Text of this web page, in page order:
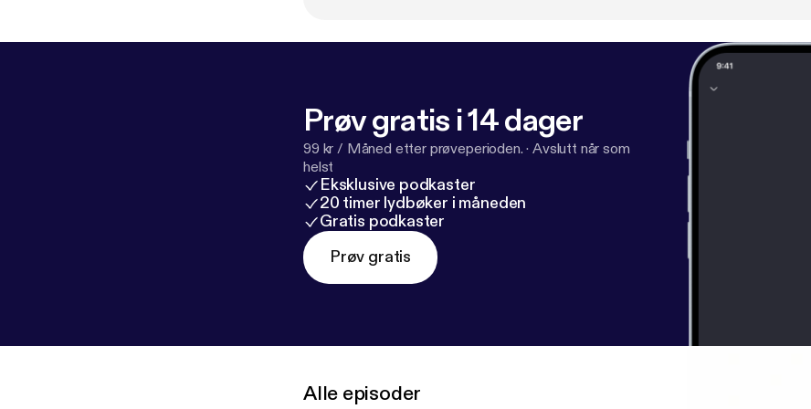
https://www.mannahguldager.com/
Prøv gratis i 14 dager
99 kr / Måned etter prøveperioden. ·Avslutt når som
helst
Eksklusive podkaster
20 timer lydbøker i måneden
Gratis podkaster
Prøv gratis
Alle episoder